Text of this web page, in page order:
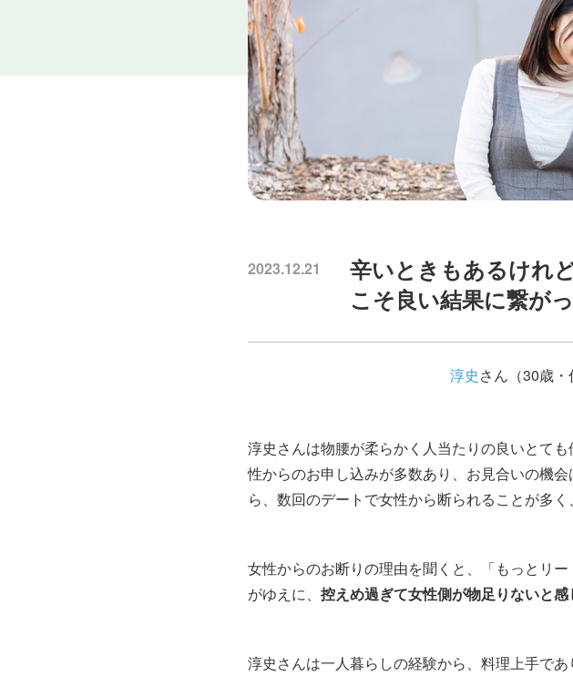
2023.12.21
辛いときもあるけれ
こそ良い結果に繋が
淳史さん（30歳・
淳史さんは物腰が柔らかく人当たりの良いとて
性からのお申し込みが多数あり、お見合いの機
ら、数回のデートで女性から断られることが多
女性からのお断りの理由を聞くと、「もっとリ
がゆえに、 控えめ過ぎて女性側が物足りないと感
淳史さんは一人暮らしの経験から、料理上手で